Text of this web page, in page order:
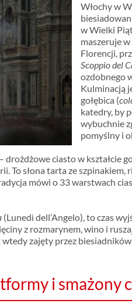
Włochy w
w Wielki
maszeruje
Florencji,
Scoppio del
ozdobnego
Kulminacją
gołębica (
katedry, by
wybuchnie
pomyślny i
– drożdżowe ciasto w kształcie
To słona tarta ze
mówi o 33 warstwach
(Lunedì dell’Angelo), to czas
z rozmarynem, wino i
zajęty przez
i smażony